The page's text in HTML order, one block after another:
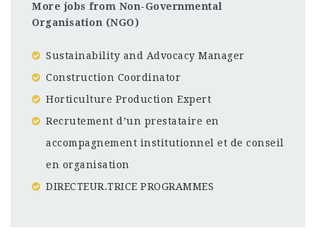
More jobs from Non-Governmental
Organisation (NGO)
Sustainability and Advocacy Manager
Construction Coordinator
Horticulture Production Expert
Recrutement d’un prestataire en
accompagnement institutionnel et de conseil
en organisation
DIRECTEUR.TRICE PROGRAMMES